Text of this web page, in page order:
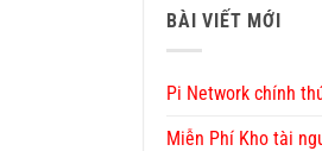
BÀI VIẾT MỚI
Pi Network chính
Miễn Phí Kho tài